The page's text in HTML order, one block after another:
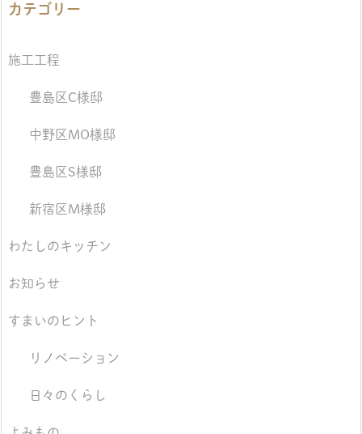
カテゴリー
施工工程
豊島区C様邸
中野区MO様邸
豊島区S様邸
新宿区M様邸
わたしのキッチン
お知らせ
すまいのヒント
リノベーション
日々のくらし